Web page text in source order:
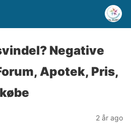
Negative
Apotek, Pris,
2 år ago